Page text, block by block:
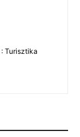
Turisztika